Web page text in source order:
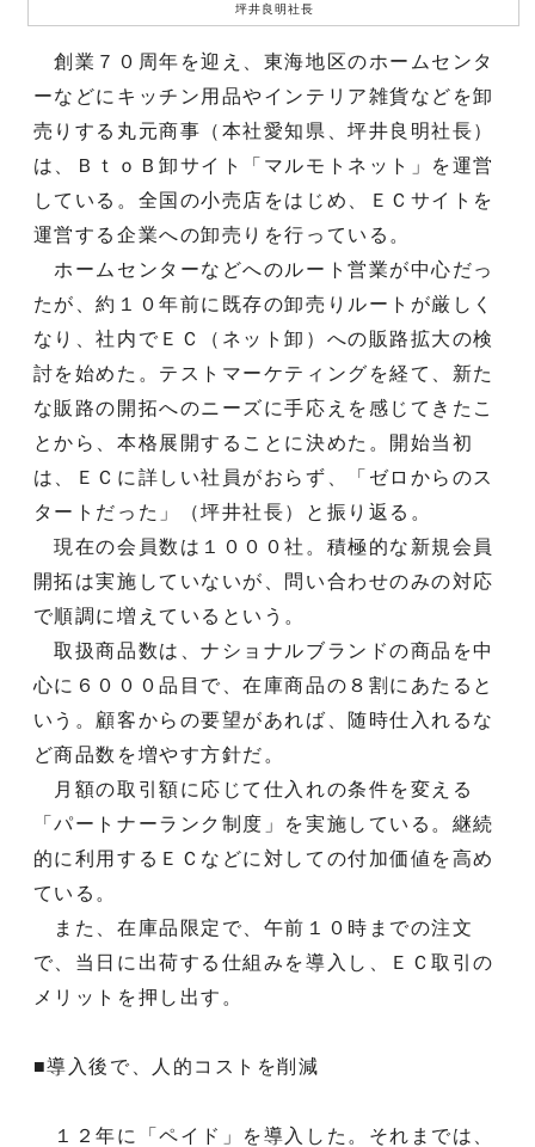
坪井良明社長
創業７０周年を迎え、東海地区のホームセンタ
ーなどにキッチン用品やインテリア雑貨などを卸
売りする丸元商事（本社愛知県、坪井良明社長）
は、ＢｔｏＢ卸サイト「マルモトネット」を運営
している。全国の小売店をはじめ、ＥＣサイトを
運営する企業への卸売りを行っている。
ホームセンターなどへのルート営業が中心だっ
たが、約１０年前に既存の卸売りルートが厳しく
なり、社内でＥＣ（ネット卸）への販路拡大の検
討を始めた。テストマーケティングを経て、新た
な販路の開拓へのニーズに手応えを感じてきたこ
とから、本格展開することに決めた。開始当初
は、ＥＣに詳しい社員がおらず、「ゼロからのス
タートだった」（坪井社長）と振り返る。
現在の会員数は１０００社。積極的な新規会員
開拓は実施していないが、問い合わせのみの対応
で順調に増えているという。
取扱商品数は、ナショナルブランドの商品を中
心に６０００品目で、在庫商品の８割にあたると
いう。顧客からの要望があれば、随時仕入れるな
ど商品数を増やす方針だ。
月額の取引額に応じて仕入れの条件を変える
「パートナーランク制度」を実施している。継続
的に利用するＥＣなどに対しての付加価値を高め
ている。
また、在庫品限定で、午前１０時までの注文
で、当日に出荷する仕組みを導入し、ＥＣ取引の
メリットを押し出す。
■導入後で、人的コストを削減
１２年に「ペイド」を導入した。それまでは、